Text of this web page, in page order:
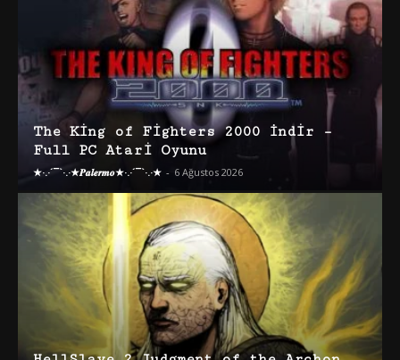
The King of Fighters 2000 İndir –
Full PC Atari Oyunu
★·.·´¯`·.·★𝑷𝒂𝒍𝒆𝒓𝒎𝒐★·.·´¯`·.·★ - 6 Ağustos 2026